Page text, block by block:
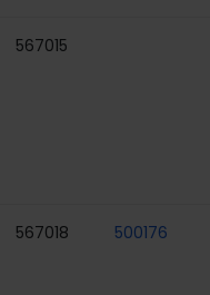
567015
567018 500176